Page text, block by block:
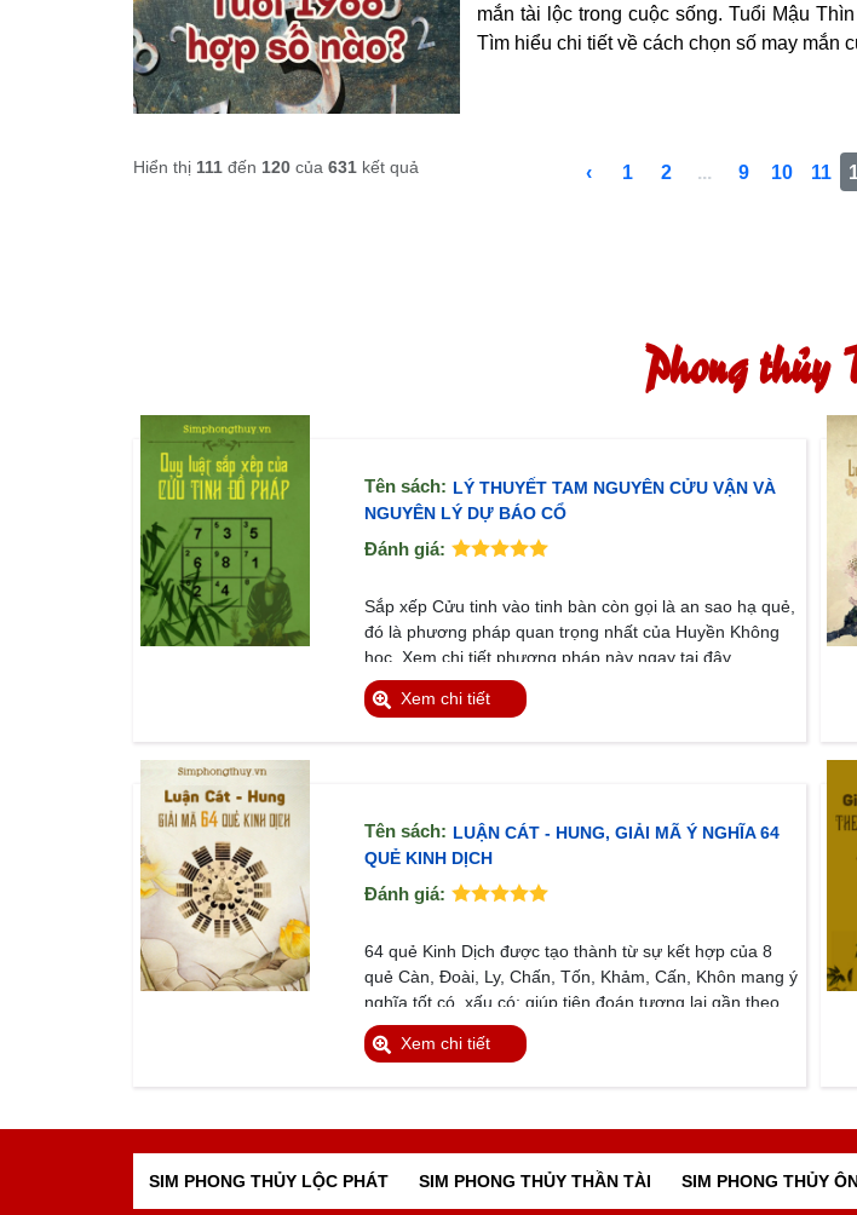
mắn tài lộc trong cuộc sống. Tuổi Mậu
Tìm hiểu chi tiết về cách chọn số may mắn
Hiển thị 111 đến 120 của 631 kết quả ‹ 1 2 ... 9 10 11
Phong thủy
Tên sách: LÝ THUYẾT TAM NGUYÊN CỬU VẬN VÀ
NGUYÊN LÝ DỰ BÁO CỔ
Đánh giá:
Sắp xếp Cửu tinh vào tinh bàn còn gọi là an sao hạ quẻ,
đó là phương pháp quan trọng nhất của Huyền Không
học. Xem chi tiết phương pháp này ngay tại đây.
Xem chi tiết
Tên sách: LUẬN CÁT - HUNG, GIẢI MÃ Ý NGHĨA 64
QUẺ KINH DỊCH
Đánh giá:
64 quẻ Kinh Dịch được tạo thành từ sự kết hợp của 8
quẻ Càn, Đoài, Ly, Chấn, Tốn, Khảm, Cấn, Khôn mang ý
nghĩa tốt có, xấu có; giúp tiên đoán tương lai gần theo
nguyên tắc âm dương giao cảm.
Xem chi tiết
SIM PHONG THỦY LỘC PHÁT SIM PHONG THỦY THẦN TÀI SIM PHONG THỦY